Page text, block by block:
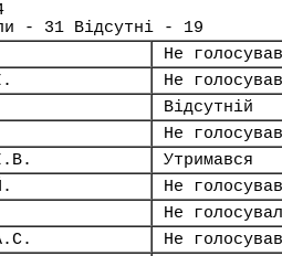
- 31 Відсутні - 19
Не голосував
Не голосував
Відсутній
Не голосував
Утримався
Не голосував
Не
Не голосував